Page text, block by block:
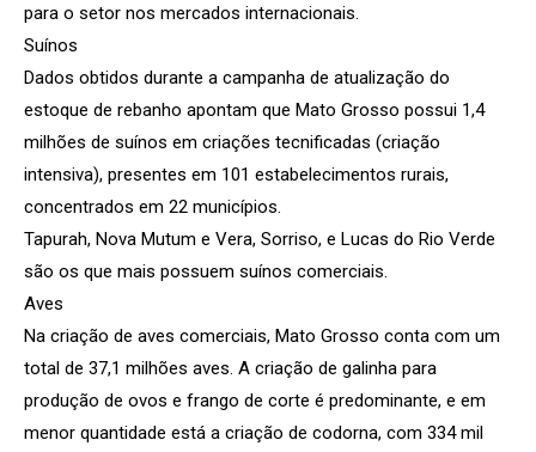
para o setor nos mercados internacionais.
Suínos
Dados obtidos durante a campanha de atualização do
estoque de rebanho apontam que Mato Grosso possui 1,4
milhões de suínos em criações tecnificadas (criação
intensiva), presentes em 101 estabelecimentos rurais,
concentrados em 22 municípios.
Tapurah, Nova Mutum e Vera, Sorriso, e Lucas do Rio Verde
são os que mais possuem suínos comerciais.
Aves
Na criação de aves comerciais, Mato Grosso conta com um
total de 37,1 milhões aves. A criação de galinha para
produção de ovos e frango de corte é predominante, e em
menor quantidade está a criação de codorna, com 334 mil